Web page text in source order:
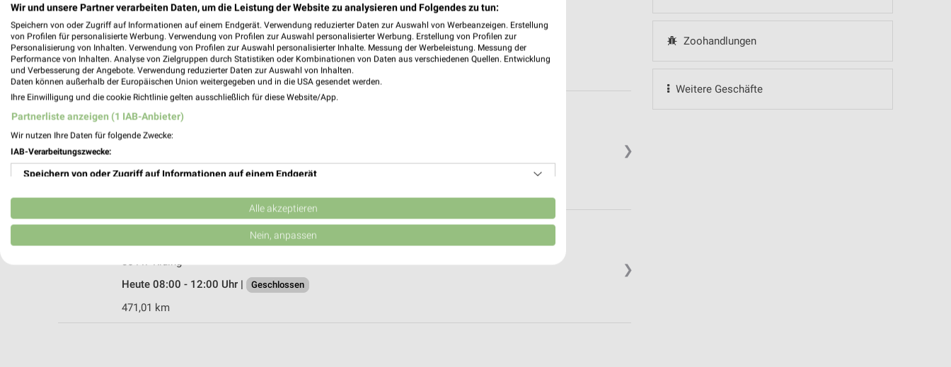
Zoohandlungen
Weitere Geschäfte
❯
Raiffeisen-Markt Baierbach
84171 Baierbach
Heute 08:00 - 12:00 Uhr | Geschlossen
❯
Wartenberger Straße 8
85447 Riding
Heute 08:00 - 12:00 Uhr |
Geschlossen
471,01 km
Wir und unsere Partner verarbeiten Daten, um die Leistung der Website zu analysieren und Folgendes zu tun:
Speichern von oder Zugriff auf Informationen auf einem Endgerät. Verwendung reduzierter Daten zur Auswahl von Werbeanzeigen. Erstellung
von Profilen für personalisierte Werbung. Verwendung von Profilen zur Auswahl personalisierter Werbung. Erstellung von Profilen zur
Personalisierung von Inhalten. Verwendung von Profilen zur Auswahl personalisierter Inhalte. Messung der Werbeleistung. Messung der
Performance von Inhalten. Analyse von Zielgruppen durch Statistiken oder Kombinationen von Daten aus verschiedenen Quellen. Entwicklung
und Verbesserung der Angebote. Verwendung reduzierter Daten zur Auswahl von Inhalten.
Daten können außerhalb der Europäischen Union weitergegeben und in die USA gesendet werden.
Ihre Einwilligung und die cookie Richtlinie gelten ausschließlich für diese Website/App.
Partnerliste anzeigen (1 IAB-Anbieter)
Wir nutzen Ihre Daten für folgende Zwecke:
IAB-Verarbeitungszwecke:
Speichern von oder Zugriff auf Informationen auf einem Endgerät
Verwendung reduzierter Daten zur Auswahl von Werbeanzeigen
Erstellung von Profilen für personalisierte Werbung
Erstellung von Profilen zur Personalisierung von Inhalten
Alle akzeptieren
Nein, anpassen